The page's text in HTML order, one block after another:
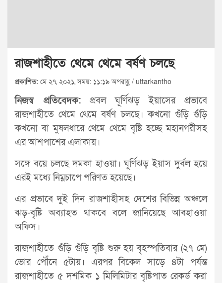
রাজশাহীতে থেমে থেমে বর্ষণ চলছে
প্রকাশিত: মে ২৭, ২০২১, সময়: ১১:১৯ অপরাহ্ণ / uttarkantho
নিজস্ব প্রতিবেদক: প্রবল ঘূর্ণিঝড় ইয়াসের প্রভাবে
রাজশাহীতে থেমে থেমে বর্ষণ চলছে। কখনো গুঁড়ি গুঁড়ি
কখনো বা মুষলধারে থেমে থেমে বৃষ্টি হচ্ছে মহানগরীসহ
এর আশপাশের এলাকায়।
সঙ্গে বয়ে চলছে দমকা হাওয়া। ঘূর্ণিঝড় ইয়াস দুর্বল হয়ে
এরই মধ্যে নিম্নচাপে পরিণত হয়েছে।
এর প্রভাবে দুই দিন রাজশাহীসহ দেশের বিভিন্ন অঞ্চলে
ঝড়-বৃষ্টি অব্যাহত থাকবে বলে জানিয়েছে আবহাওয়া
অফিস।
রাজশাহীতে গুঁড়ি গুঁড়ি বৃষ্টি শুরু হয় বৃহস্পতিবার (২৭ মে)
ভোর পৌঁনে ৫টায়। এরপর বিকেল সাড়ে ৪টা পর্যন্ত
রাজশাহীতে ৫ দশমিক ১ মিলিমিটার বৃষ্টিপাত রেকর্ড করা